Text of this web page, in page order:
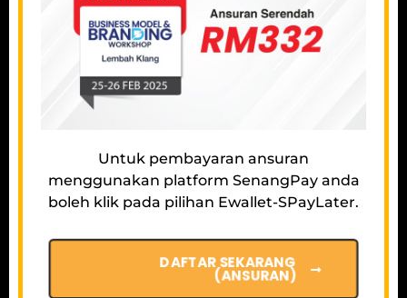
Untuk pembayaran ansuran
menggunakan platform SenangPay anda
boleh klik pada pilihan Ewallet-SPayLater.
DAFTAR SEKARANG
(ANSURAN)